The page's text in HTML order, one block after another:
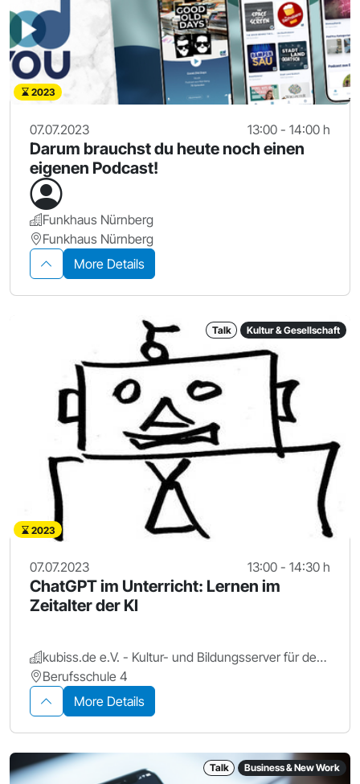
2023
07.07.2023 13:00 - 14:00 h
Darum brauchst du heute noch einen
eigenen Podcast!
Funkhaus Nürnberg
Funkhaus Nürnberg
More Details
Talk Kultur & Gesellschaft
2023
07.07.2023 13:00 - 14:30 h
ChatGPT im Unterricht: Lernen im
Zeitalter der KI
kubiss.de e.V. - Kultur- und Bildungsserver für den Großraum Nürnberg
Berufsschule 4
More Details
Talk Business & New Work